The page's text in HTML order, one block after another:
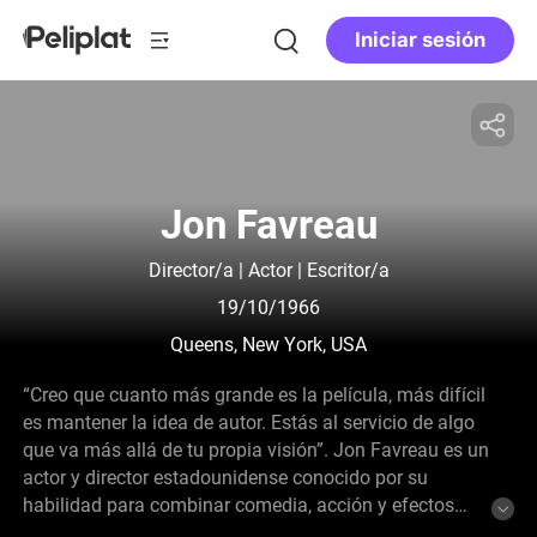
Iniciar sesión
Jon Favreau
Director/a | Actor | Escritor/a
19/10/1966
Queens, New York, USA
“Creo que cuanto más grande es la película, más difícil
es mantener la idea de autor. Estás al servicio de algo
que va más allá de tu propia visión”. Jon Favreau es un
actor y director estadounidense conocido por su
habilidad para combinar comedia, acción y efectos